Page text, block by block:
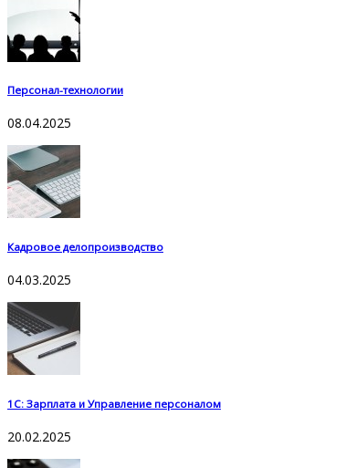
Персонал-технологии
08.04.2025
Кадровое делопроизводство
04.03.2025
1С: Зарплата и Управление персоналом
20.02.2025